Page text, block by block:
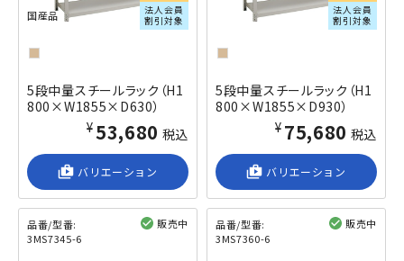
法人会員
割引対象
国産品
5段中量スチールラック（H1
800×W1855×D630）
¥53,680 税込
shop_2 バリエーション
法人会員
割引対象
5段中量スチールラック（H1
800×W1855×D930）
¥75,680 税込
shop_2 バリエーション
品番/型番:
3MS7345-6
販売中
品番/型番:
3MS7360-6
販売中